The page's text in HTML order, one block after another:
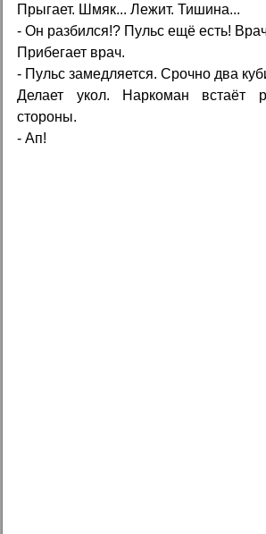
Прыгает. Шмяк... Лежит. Тишина...
- Он разбился!? Пульс ещё есть!
Прибегает врач.
- Пульс замедляется. Срочно два
Делает укол. Наркоман встаёт
стороны.
- Ап!